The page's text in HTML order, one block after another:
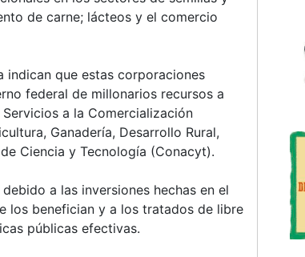
de carne; lácteos y el comercio
indican que estas corporaciones
federal de millonarios recursos a
a la Comercialización
Ganadería, Desarrollo Rural,
Ciencia y Tecnología (Conacyt).
a las inversiones hechas en el
los benefician y a los tratados de libre
públicas efectivas.